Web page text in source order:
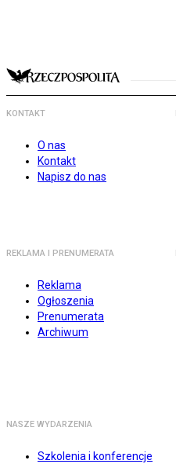
KONTAKT
O nas
Kontakt
Napisz do nas
REKLAMA I PRENUMERATA
Reklama
Ogłoszenia
Prenumerata
Archiwum
NASZE WYDARZENIA
Szkolenia i konferencje